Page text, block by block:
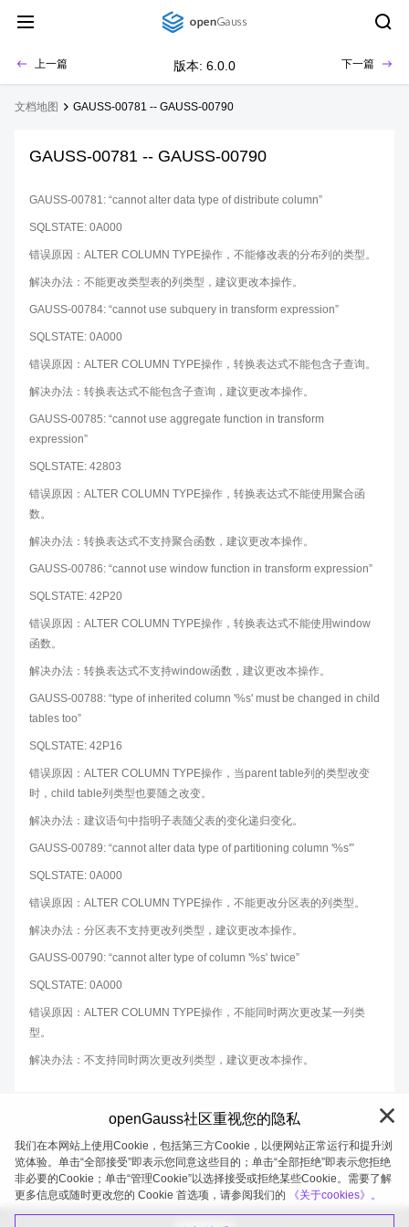
上一篇 版本: 6.0.0 下一篇
文档地图 GAUSS-00781 -- GAUSS-00790
GAUSS-00781 -- GAUSS-00790
GAUSS-00781: “cannot alter data type of distribute column”
SQLSTATE: 0A000
错误原因：ALTER COLUMN TYPE操作，不能修改表的分布列的类型。
解决办法：不能更改类型表的列类型，建议更改本操作。
GAUSS-00784: “cannot use subquery in transform expression”
SQLSTATE: 0A000
错误原因：ALTER COLUMN TYPE操作，转换表达式不能包含子查询。
解决办法：转换表达式不能包含子查询，建议更改本操作。
GAUSS-00785: “cannot use aggregate function in transform
expression”
SQLSTATE: 42803
错误原因：ALTER COLUMN TYPE操作，转换表达式不能使用聚合函
数。
解决办法：转换表达式不支持聚合函数，建议更改本操作。
GAUSS-00786: “cannot use window function in transform expression”
SQLSTATE: 42P20
错误原因：ALTER COLUMN TYPE操作，转换表达式不能使用window
函数。
解决办法：转换表达式不支持window函数，建议更改本操作。
GAUSS-00788: “type of inherited column '%s' must be changed in child
tables too”
SQLSTATE: 42P16
错误原因：ALTER COLUMN TYPE操作，当parent table列的类型改变
时，child table列类型也要随之改变。
解决办法：建议语句中指明子表随父表的变化递归变化。
GAUSS-00789: “cannot alter data type of partitioning column '%s'”
SQLSTATE: 0A000
错误原因：ALTER COLUMN TYPE操作，不能更改分区表的列类型。
解决办法：分区表不支持更改列类型，建议更改本操作。
GAUSS-00790: “cannot alter type of column '%s' twice”
SQLSTATE: 0A000
错误原因：ALTER COLUMN TYPE操作，不能同时两次更改某一列类
型。
解决办法：不支持同时两次更改列类型，建议更改本操作。
openGauss 2026-08-09 20:10:57
openGauss社区重视您的隐私
我们在本网站上使用Cookie，包括第三方Cookie，以便网站正常运行和提升浏
览体验。单击“全部接受”即表示您同意这些目的；单击“全部拒绝”即表示您拒绝
非必要的Cookie；单击“管理Cookie”以选择接受或拒绝某些Cookie。需要了解
更多信息或随时更改您的 Cookie 首选项，请参阅我们的
《关于cookies》。